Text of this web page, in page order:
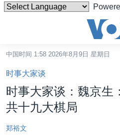
碍
链
接
跳
转
内
中国
中国时间 1:58 2026年8月9日 星期日
时事大家谈
时事大家谈：魏京生
共十九大棋局
郑裕文